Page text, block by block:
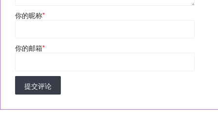
你的昵称*
你的邮箱*
提交评论